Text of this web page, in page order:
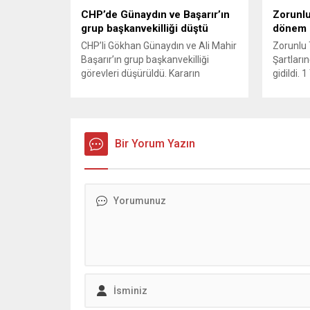
özellikle
olmaya...
CHP’de Günaydın ve Başarır’ın
grup başkanvekilliği düştü
CHP’li Gökhan Günaydın ve Ali Mahir
Başarır’ın grup başkanvekilliği
görevleri düşürüldü. Kararın
verdiği hukuksuz bir karardır” dedi.
CHP’den tedbirli olarak kesin
çıkarma cezası uygulanmak üzere
edilen ve partideki tüm
dönem
Zorunlu
gidildi. 1
Bir Yorum Yazın